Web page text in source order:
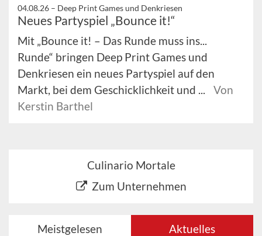
04.08.26 – Deep Print Games und Denkriesen
Neues Partyspiel „Bounce it!“
Mit „Bounce it! – Das Runde muss ins...
Runde“ bringen Deep Print Games und
Denkriesen ein neues Partyspiel auf den
Markt, bei dem Geschicklichkeit und ...
Von
Kerstin Barthel
Culinario Mortale
Zum Unternehmen
Meistgelesen Aktuelles